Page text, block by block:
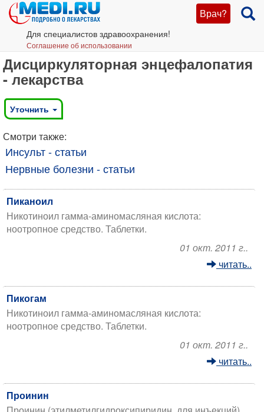
Врач?
Для специалистов здравоохранения!
Соглашение об использовании
Дисциркуляторная энцефалопатия
- лекарства
Уточнить
Смотри также:
Инсульт - статьи
Нервные болезни - статьи
Пиканоил
Никотиноил гамма-аминомасляная кислота:
ноотропное средство. Таблетки.
01 окт. 2011 г..
читать..
Пикогам
Никотиноил гамма-аминомасляная кислота:
ноотропное средство. Таблетки.
01 окт. 2011 г..
читать..
Проинин